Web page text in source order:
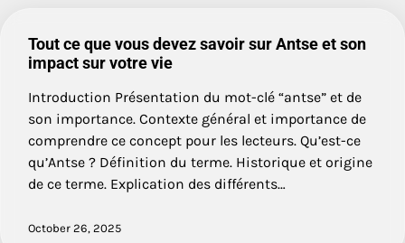
Tout ce que vous devez savoir sur Antse et son
impact sur votre vie
Introduction Présentation du mot-clé “antse” et de
son importance. Contexte général et importance de
comprendre ce concept pour les lecteurs. Qu’est-ce
qu’Antse ? Définition du terme. Historique et origine
de ce terme. Explication des différents…
October 26, 2025